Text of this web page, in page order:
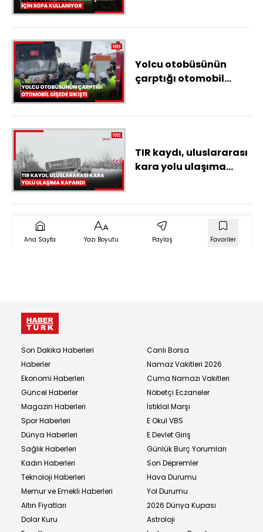
Yolcu otobüsünün
çarptığı otomobil
TIR kaydı, uluslararası
kara yolu ulaşıma
Ana Sayfa Yazı Boyutu Paylaş Favoriler
Son Dakika Haberleri
Haberler
Ekonomi Haberleri
Güncel Haberler
Magazin Haberleri
Spor Haberleri
Dünya Haberleri
Sağlık Haberleri
Kadın Haberleri
Teknoloji Haberleri
Memur ve Emekli Haberleri
Altın Fiyatları
Dolar Kuru
Canlı Borsa
Namaz Vakitleri 2026
Cuma Namazı Vakitleri
Nöbetçi Eczaneler
İstiklal Marşı
E Okul VBS
E Devlet Giriş
Günlük Burç Yorumları
Son Depremler
Hava Durumu
Yol Durumu
2026 Dünya Kupası
Astroloji